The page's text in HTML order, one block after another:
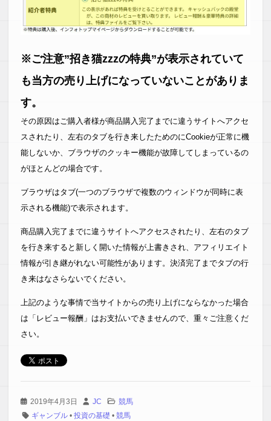
※ご注意”招き猫zzzの特典”が表示されていて
も当方の売り上げになっていないことがありま
す。
その原因はご購入者様が商品購入完了までに違うサイトへアクセ
スされたり、左右のタブを行き来したためのにCookieが正常に機
能しないか、ブラウザのクッキー機能が故障してしまっているの
がほとんどの場合です。
ブラウザはタブ(一つのブラウザで複数のウィンドウが同時に表
示される機能)で表示されます。
商品購入完了までに違うサイトへアクセスされたり、左右のタブ
を行き来すると新しく開いた情報が上書きされ、アフィリエイト
情報が引き継がれない可能性があります。決済完了までタブの行
き来はなさらないでください。
上記のような事情で当サイトからの売り上げにならなかった場合
は「レビュー報酬」はお支払いできませんので、重々ご注意くだ
さい。
2019年4月3日 JC
競馬
ギャンブル • 投資の基礎 • 競馬